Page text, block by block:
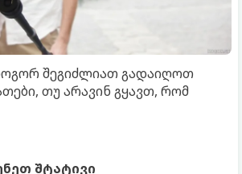
შეგიძლიათ გადაიღოთ
თუ არავინ გყავთ, რომ
შტატივი